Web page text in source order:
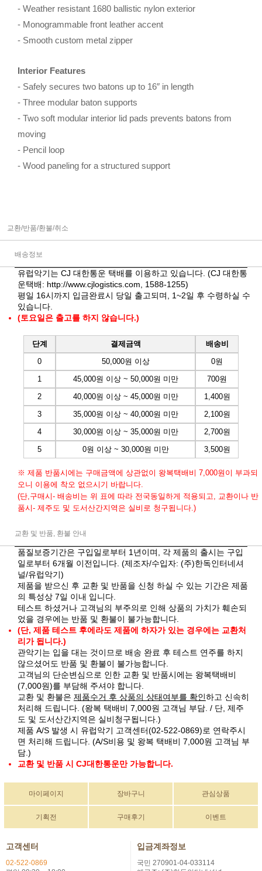
- Weather resistant 1680 ballistic nylon exterior
- Monogrammable front leather accent
- Smooth custom metal zipper
Interior Features
- Safely secures two batons up to 16″ in length
- Three modular baton supports
- Two soft modular interior lid pads prevents batons from
moving
- Pencil loop
- Wood paneling for a structured support
교환/반품/환불/취소
배송정보
유럽악기는 CJ 대한통운 택배를 이용하고 있습니다. (CJ 대한통
운택배: http://www.cjlogistics.com , 1588-1255)
평일 16시까지 입금완료시 당일 출고되며, 1~2일 후 수령하실 수
있습니다.
(토요일은 출고를 하지 않습니다.)
단계 결제금액
배송비
0
50,000원 이상
0원
1
45,000원 이상 ~ 50,000원 미만
700원
2
40,000원 이상 ~ 45,000원 미만
1,400원
3
35,000원 이상 ~ 40,000원 미만
2,100원
4
30,000원 이상 ~ 35,000원 미만
2,700원
5
0원 이상 ~ 30,000원 미만 3,500원
※ 제품 반품시에는 구매금액에 상관없이 왕복택배비 7,000원이 부과되
오니 이용에 착오 없으시기 바랍니다.
(단,구매시- 배송비는 위 표에 따라 전국동일하게 적용되고, 교환이나 반
품시- 제주도 및 도서산간지역은 실비로 청구됩니다.)
교환 및 반품, 환불 안내
품질보증기간은 구입일로부터 1년이며, 각 제품의 출시는 구입
일로부터 6개월 이전입니다. (제조자/수입자: (주)한독인터네셔
널/유럽악기)
제품을 받으신 후 교환 및 반품을 신청 하실 수 있는 기간은 제품
의 특성상 7일 이내 입니다.
테스트 하셨거나 고객님의 부주의로 인해 상품의 가치가 훼손되
었을 경우에는 반품 및 환불이 불가능합니다.
(단, 제품 테스트 후에라도 제품에 하자가 있는 경우에는 교환처
리가 됩니다.)
관악기는 입을 대는 것이므로 배송 완료 후 테스트 연주를 하지
않으셨어도 반품 및 환불이 불가능합니다.
고객님의 단순변심으로 인한 교환 및 반품시에는 왕복택배비
(7,000원)를 부담해 주셔야 합니다.
교환 및 환불은 제품수거 후 상품의 상태여부를 확인하고 신속히
처리해 드립니다. (왕복 택배비 7,000원 고객님 부담. / 단, 제주
도 및 도서산간지역은 실비청구됩니다.)
제품 A/S 발생 시 유럽악기 고객센터(02-522-0869)로 연락주시
면 처리해 드립니다. (A/S비용 및 왕복 택배비 7,000원 고객님 부
담.)
교환 및 반품 시 CJ대한통운만 가능합니다.
마이페이지 장바구니 관심상품
기획전 구매후기 이벤트
고객센터
02-522-0869
입금계좌정보
국민 270901-04-033114